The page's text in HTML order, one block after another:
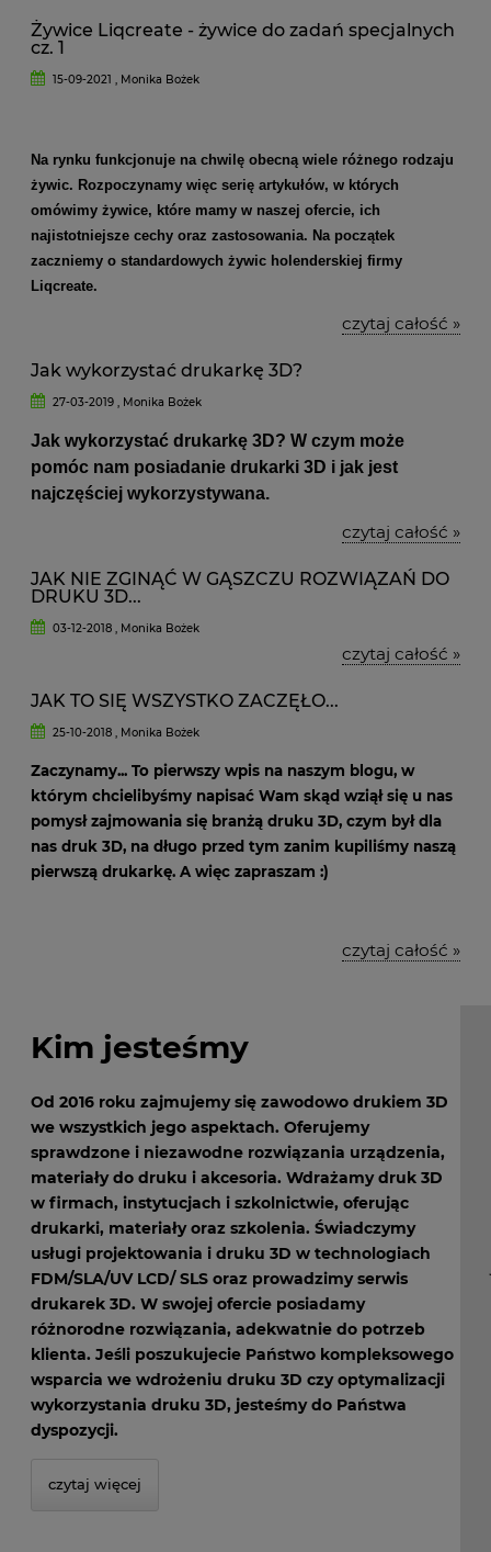
Żywice Liqcreate - żywice do zadań specjalnych
cz. 1
15-09-2021 , Monika Bożek
Na rynku funkcjonuje na chwilę obecną wiele różnego rodzaju
żywic. Rozpoczynamy więc serię artykułów, w których
omówimy żywice, które mamy w naszej ofercie, ich
najistotniejsze cechy oraz zastosowania. Na początek
zaczniemy o standardowych żywic holenderskiej firmy
Liqcreate.
czytaj całość »
Jak wykorzystać drukarkę 3D?
27-03-2019 , Monika Bożek
Jak wykorzystać drukarkę 3D? W czym może
pomóc nam posiadanie drukarki 3D i jak jest
najczęściej wykorzystywana.
czytaj całość »
JAK NIE ZGINĄĆ W GĄSZCZU ROZWIĄZAŃ DO
DRUKU 3D...
03-12-2018 , Monika Bożek
czytaj całość »
JAK TO SIĘ WSZYSTKO ZACZĘŁO...
25-10-2018 , Monika Bożek
Zaczynamy... To pierwszy wpis na naszym blogu, w
którym chcielibyśmy napisać Wam skąd wziął się u nas
pomysł zajmowania się branżą druku 3D, czym był dla
nas druk 3D, na długo przed tym zanim kupiliśmy naszą
pierwszą drukarkę. A więc zapraszam :)
czytaj całość »
Kim jesteśmy
Od 2016 roku zajmujemy się zawodowo drukiem 3D
we wszystkich jego aspektach. Oferujemy
sprawdzone i niezawodne rozwiązania urządzenia,
materiały do druku i akcesoria. Wdrażamy druk 3D
w firmach, instytucjach i szkolnictwie, oferując
drukarki, materiały oraz szkolenia. Świadczymy
usługi projektowania i druku 3D w technologiach
FDM/SLA/UV LCD/ SLS oraz prowadzimy serwis
drukarek 3D. W swojej ofercie posiadamy
różnorodne rozwiązania, adekwatnie do potrzeb
klienta. Jeśli poszukujecie Państwo kompleksowego
wsparcia we wdrożeniu druku 3D czy optymalizacji
wykorzystania druku 3D, jesteśmy do Państwa
dyspozycji.
czytaj więcej